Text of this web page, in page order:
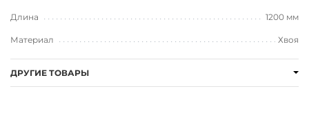
Длина 1200 мм
Материал Хвоя
ДРУГИЕ ТОВАРЫ